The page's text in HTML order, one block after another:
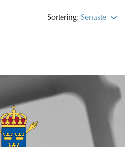
Sortering: Senaste